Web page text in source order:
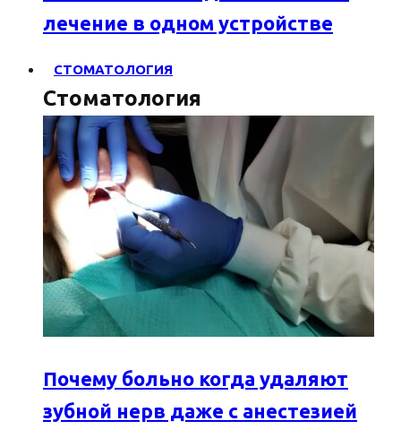
лечение в одном устройстве
СТОМАТОЛОГИЯ
Стоматология
Почему больно когда удаляют
зубной нерв даже с анестезией